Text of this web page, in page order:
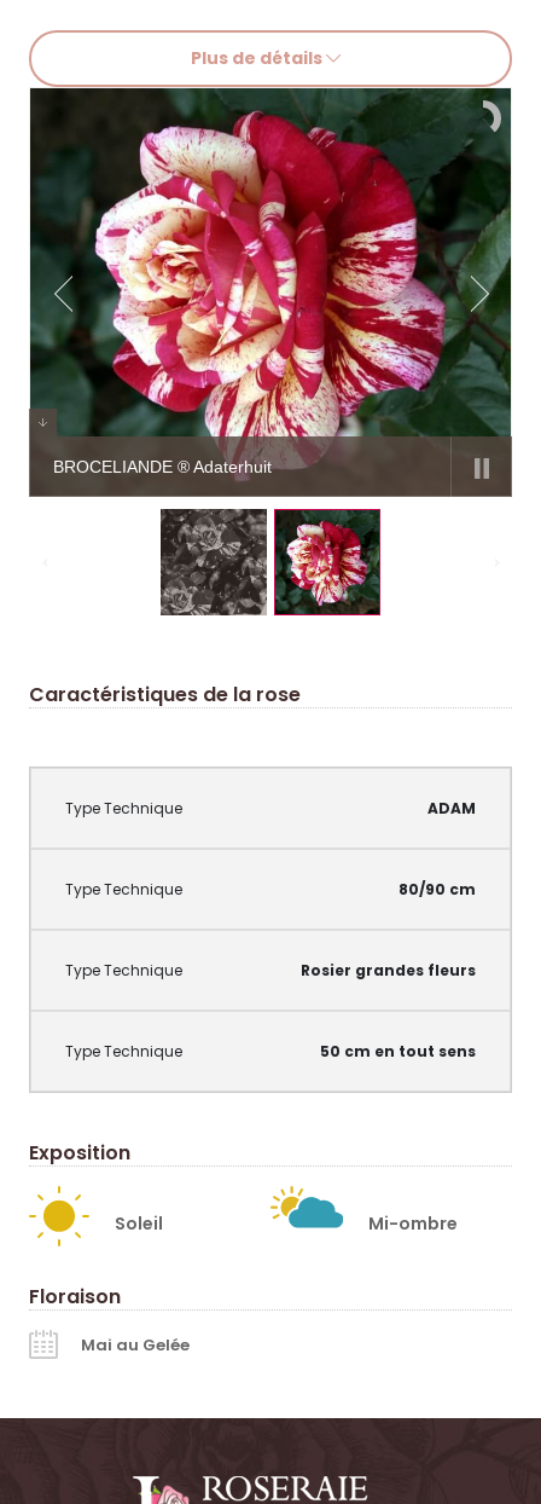
Plus de détails
BROCELIANDE ® Adaterhuit
Caractéristiques de la rose
ADAM
80/90 cm
Rosier grandes fleurs
50 cm en tout sens
Exposition
Soleil Mi-ombre
Floraison
Mai au Gelée